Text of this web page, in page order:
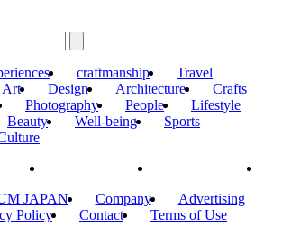
craftmanship
Travel
Art Design Architecture
Crafts
Photography People
Lifestyle
Beauty Well-being
Sports
JAPAN Company
Advertising
Policy
Contact
Terms of Use